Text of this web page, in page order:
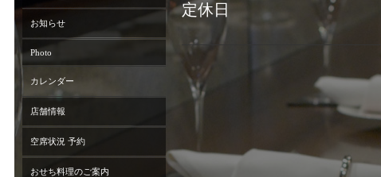
定休日
お知らせ
Photo
カレンダー
店舗情報
空席状況 予約
おせち料理のご案内